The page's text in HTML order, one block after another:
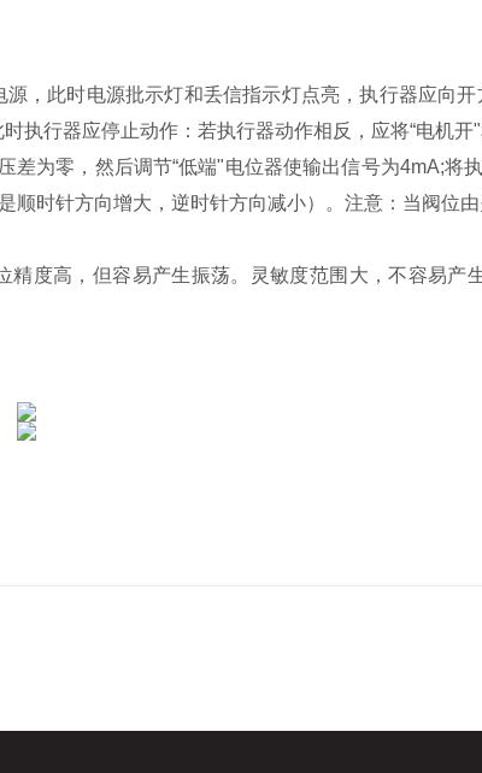
，此时电源批示灯和丢信指示灯点亮，执行器应向
行器应停止动作：若执行器动作相反，应将“电机开"
为零，然后调节“低端"电位器使输出信号为4mA;将
顺时针方向增大，逆时针方向减小）。注意：当阀位
度高，但容易产生振荡。灵敏度范围大，不容易产